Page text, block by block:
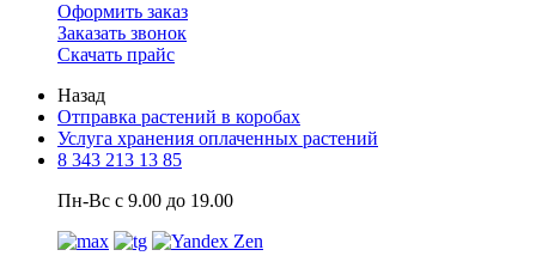
Оформить заказ
Заказать звонок
Скачать прайс
Назад
Отправка растений в коробах
Услуга хранения оплаченных растений
8 343 213 13 85
Пн-Вс с 9.00 до 19.00